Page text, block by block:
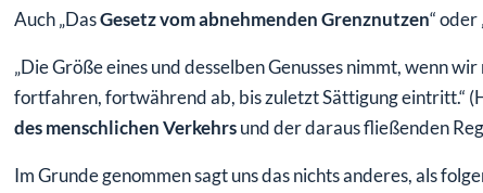
Auch „DasGesetz vom abnehmenden Grenznutzen“ oder
„Die Größe eines und desselben Genusses nimmt, wenn
fortfahren, fortwährend ab, bis zuletzt Sättigung eintritt.“
des menschlichen Verkehrsund der daraus fließenden
Im Grunde genommen sagt uns das nichts anderes, als